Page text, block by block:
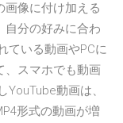
画像に付け加える
自分の好みに合わ
ている動画やPCに
、スマホでも動画
動画は、
形式の動画が増